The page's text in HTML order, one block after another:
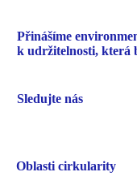
Přinášíme
k udržitelnosti,která
Sledujte nás
Oblasti cirkularity